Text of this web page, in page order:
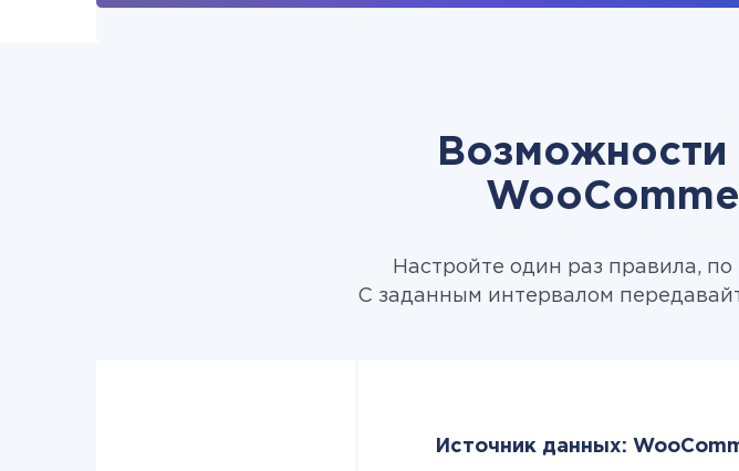
Возможности
Настройте один раз правила,
С заданным интервалом
Источник данных: